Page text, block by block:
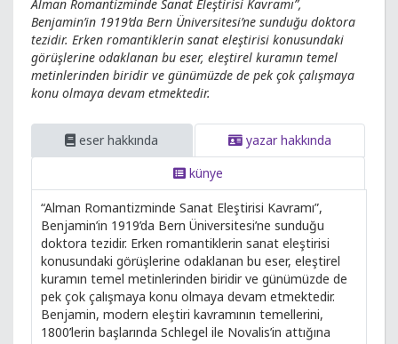
Alman Romantizminde Sanat Eleştirisi Kavramı”,
Benjamin’in 1919’da Bern Üniversitesi’ne sunduğu doktora
tezidir. Erken romantiklerin sanat eleştirisi konusundaki
görüşlerine odaklanan bu eser, eleştirel kuramın temel
metinlerinden biridir ve günümüzde de pek çok çalışmaya
konu olmaya devam etmektedir.
eser hakkında
yazar hakkında
künye
“Alman Romantizminde Sanat Eleştirisi Kavramı”,
Benjamin’in 1919’da Bern Üniversitesi’ne sunduğu
doktora tezidir. Erken romantiklerin sanat eleştirisi
konusundaki görüşlerine odaklanan bu eser, eleştirel
kuramın temel metinlerinden biridir ve günümüzde de
pek çok çalışmaya konu olmaya devam etmektedir.
Benjamin, modern eleştiri kavramının temellerini,
1800’lerin başlarında Schlegel ile Novalis’in attığına